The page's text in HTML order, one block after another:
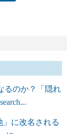
るのか？「隠れ
に改名される